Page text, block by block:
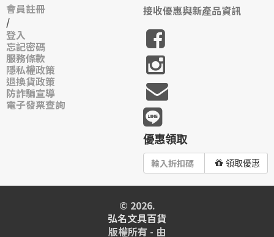
會員註冊
/
登入
忘記密碼
服務條款
隱私權政策
退換貨政策
防詐騙宣導
電子發票查詢
接收優惠與新產品資訊
優惠領取
領取優惠
© 2026.
弘名文具百貨
版權所有 - 由